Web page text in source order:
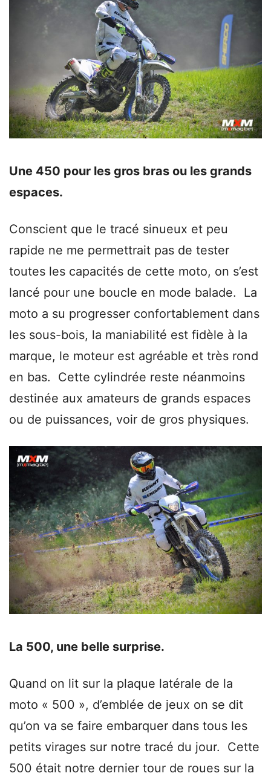
Une 450 pour les gros bras ou les grands
espaces.
Conscient que le tracé sinueux et peu
rapide ne me permettrait pas de tester
toutes les capacités de cette moto, on s’est
lancé pour une boucle en mode balade. La
moto a su progresser confortablement dans
les sous-bois, la maniabilité est fidèle à la
marque, le moteur est agréable et très rond
en bas. Cette cylindrée reste néanmoins
destinée aux amateurs de grands espaces
ou de puissances, voir de gros physiques.
La 500, une belle surprise.
Quand on lit sur la plaque latérale de la
moto « 500 », d’emblée de jeux on se dit
qu’on va se faire embarquer dans tous les
petits virages sur notre tracé du jour. Cette
500 était notre dernier tour de roues sur la